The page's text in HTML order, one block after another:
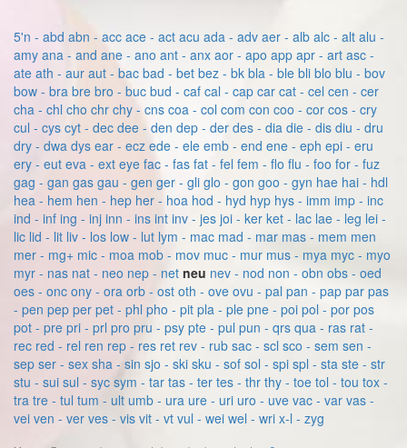
5'n - abd abn - acc ace - act acu ada - adv aer - alb alc - alt alu -
amy ana - and ane - ano ant - anx aor - apo app apr - art asc -
ate ath - aur aut - bac bad - bet bez - bk bla - ble bli blo blu - bov
bow - bra bre bro - buc bud - caf cal - cap car cat - cel cen - cer
cha - chl cho chr chy - cns coa - col com con coo - cor cos - cry
cul - cys cyt - dec dee - den dep - der des - dia die - dis diu - dru
dry - dwa dys ear - ecz ede - ele emb - end ene - eph epi - eru
ery - eut eva - ext eye fac - fas fat - fel fem - flo flu - foo for - fuz
gag - gan gas gau - gen ger - gli glo - gon goo - gyn hae hai - hdl
hea - hem hen - hep her - hoa hod - hyd hyp hys - imm imp - inc
ind - inf ing - inj inn - ins int inv - jes joi - ker ket - lac lae - leg lei -
lic lid - lit liv - los low - lut lym - mac mad - mar mas - mem men
mer - mg+ mic - moa mob - mov muc - mur mus - mya myc - myo
myr - nas nat - neo nep - net neu nev - nod non - obn obs - oed
oes - onc ony - ora orb - ost oth - ove ovu - pal pan - pap par pas
- pen pep per pet - phl pho - pit pla - ple pne - poi pol - por pos
pot - pre pri - prl pro pru - psy pte - pul pun - qrs qua - ras rat -
rec red - rel ren rep - res ret rev - rub sac - scl sco - sem sen -
sep ser - sex sha - sin sjo - ski sku - sof sol - spi spl - sta ste - str
stu - sui sul - syc sym - tar tas - ter tes - thr thy - toe tol - tou tox -
tra tre - tul tum - ult umb - ura ure - uri uro - uve vac - var vas -
vei ven - ver ves - vis vit - vt vul - wei wel - wri x-l - zyg